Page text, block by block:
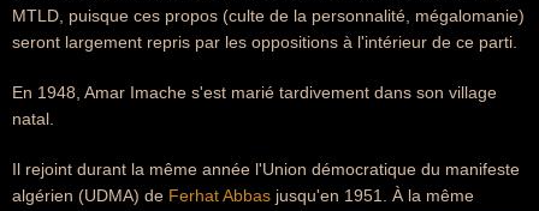
MTLD, puisque ces propos (culte de la personnalité, mégalomanie)
seront largement repris par les oppositions à l'intérieur de ce parti.
En 1948, Amar Imache s'est marié tardivement dans son village
natal.
Il rejoint durant la même année l'Union démocratique du manifeste
algérien (UDMA) de Ferhat Abbas jusqu'en 1951. À la même